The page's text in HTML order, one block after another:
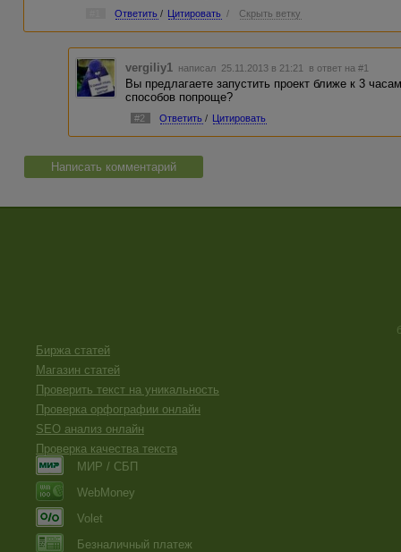
Ответить / Цитировать / Скрыть ветку
vergiliy1 написал 25.11.2013 в 21:21 в ответ на #1
Вы предлагаете запустить проект ближе к 3
способов попроще?
#2 Ответить / Цитировать
Написать комментарий
Биржа статей
Магазин статей
Проверить текст на уникальность
Проверка орфографии онлайн
SEO анализ онлайн
Проверка качества текста
МИР / СБП
WebMoney
Volet
Безналичный платеж